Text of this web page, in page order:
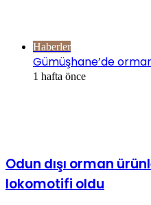
Haberler
Gümüşhane’de
1 hafta önce
Odun dışı orman
lokomotifi oldu